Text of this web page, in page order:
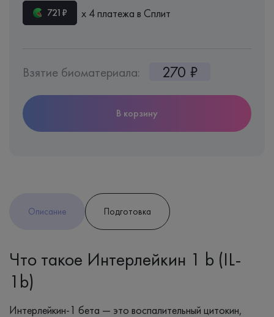
721₽ х 4 платежа в Сплит
Взятие биоматериала: 270 ₽
В корзину
Описание Подготовка
Что такое Интерлейкин 1 b (IL-
1b)
Интерлейкин-1 бета — это воспалительный цитокин,